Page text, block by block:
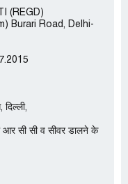
(REGD)
Burari Road, Delhi-
आर सी सी व सीवर डालने के